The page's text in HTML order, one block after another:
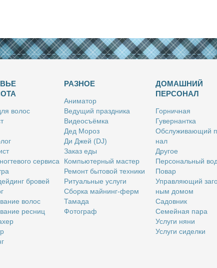
во­лос
сер­ви­са
бро­вей
во­лос
рес­ниц
РАЗНОЕ
Ани­ма­тор
Ве­ду­щий празд­ни­ка
Ви­део­съём­ка
Дед Мо­роз
Ди Джей (DJ)
За­каз еды
Ком­пью­тер­ный ма­стер
Ре­монт бы­то­вой тех­ни­ки
Ри­ту­аль­ные услу­ги
Сбор­ка май­нинг-ферм
Та­ма­да
Фо­то­граф
ДОМАШНИЙ
ПЕРСОНАЛ
Гор­нич­ная
Гу­вер­нант­ка
Об­слу­жи­ва­ю­щий
нал
Дру­гое
Пер­со­наль­ный
По­вар
Управ­ля­ю­щий
ным до­мом
Са­дов­ник
Се­мей­ная па­ра
Услу­ги ня­ни
Услу­ги си­дел­ки